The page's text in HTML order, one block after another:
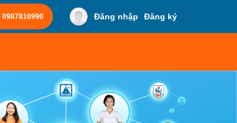
0987810990 Đăng nhập Đăng ký